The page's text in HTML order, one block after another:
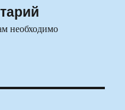
необходимо